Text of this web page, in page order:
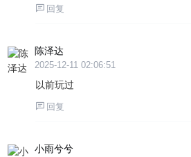
回复
陈泽达
2025-12-11 02:06:51
以前玩过
回复
小雨兮兮